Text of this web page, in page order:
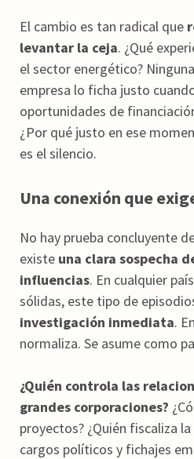
El cambio es tan radical que
levantar la ceja. ¿Qué
el sector energético?
empresa lo ficha justo
oportunidades de
¿Por qué justo en ese
es el silencio.
Una conexión que
No hay prueba concluyente
existe una clara sospecha
influencias. En cualquier
sólidas, este tipo de
investigación inmediata.
normaliza. Se asume como
¿Quién controla las
grandes corporaciones?
proyectos? ¿Quién fiscaliza
cargos políticos y fichajes